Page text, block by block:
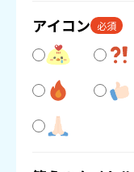
アイコン 必須